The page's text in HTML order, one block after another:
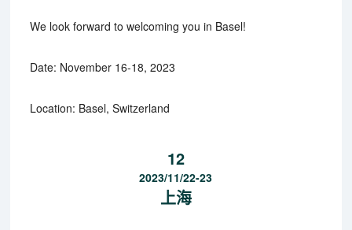
We look forward to welcoming you in Basel!
Date: November 16-18, 2023
Location: Basel, Switzerland
12
2023/11/22-23
上海